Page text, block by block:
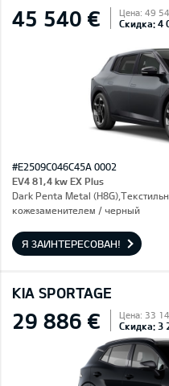
45 540 € Цена: 49
Скидка: 4
#E2509C046C45A 0002
EV4 81,4 kw EX Plus
Dark Penta Metal
кожезаменителем / черный
Я ЗАИНТЕРЕСОВАН!
KIA SPORTAGE
29 886 € Цена: 33
Скидка: 3